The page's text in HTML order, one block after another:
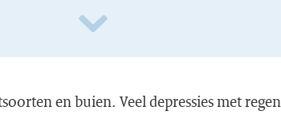
en buien. Veel depressies met